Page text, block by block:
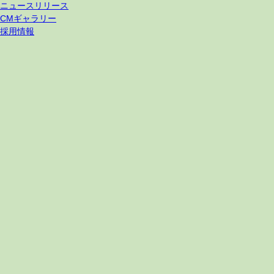
ニュースリリース
CMギャラリー
採用情報